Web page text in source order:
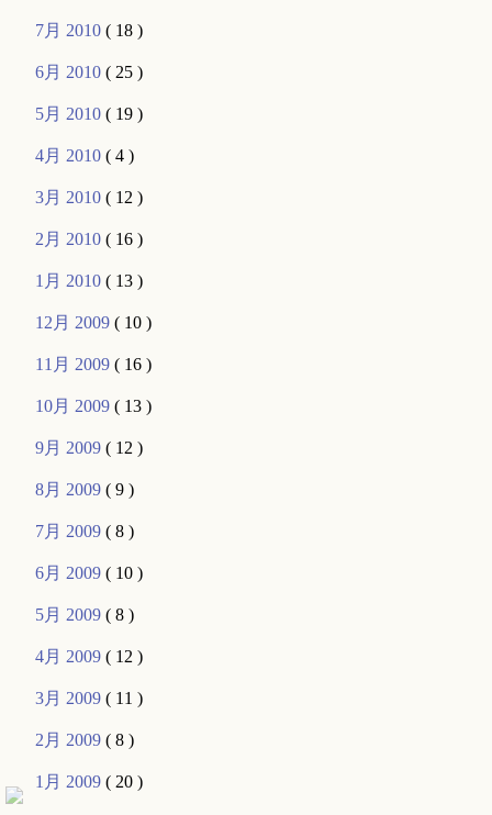
7月 2010( 18 )
6月 2010( 25 )
5月 2010( 19 )
4月 2010( 4 )
3月 2010( 12 )
2月 2010( 16 )
1月 2010( 13 )
12月 2009( 10 )
11月 2009( 16 )
10月 2009( 13 )
9月 2009( 12 )
8月 2009( 9 )
7月 2009( 8 )
6月 2009( 10 )
5月 2009( 8 )
4月 2009( 12 )
3月 2009( 11 )
2月 2009( 8 )
1月 2009( 20 )